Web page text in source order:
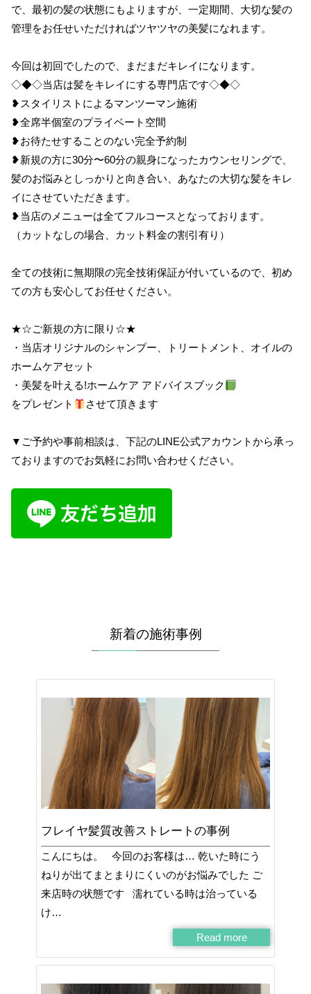
で、最初の髪の状態にもよりますが、一定期間、大切な髪の
管理をお任せいただければツヤツヤの美髪になれます。
今回は初回でしたので、まだまだキレイになります。
◇◆◇当店は髪をキレイにする専門店です◇◆◇
❥スタイリストによるマンツーマン施術
❥全席半個室のプライベート空間
❥お待たせすることのない完全予約制
❥新規の方に30分〜60分の親身になったカウンセリングで、
髪のお悩みとしっかりと向き合い、あなたの大切な髪をキレ
イにさせていただきます。
❥当店のメニューは全てフルコースとなっております。
（カットなしの場合、カット料金の割引有り）
全ての技術に無期限の完全技術保証が付いているので、初め
ての方も安心してお任せください。
★☆ご新規の方に限り☆★
・当店オリジナルのシャンプー、トリートメント、オイルの
ホームケアセット
・美髪を叶える!ホームケア アドバイスブック
をプレゼント
させて頂きます
▼ご予約や事前相談は、下記のLINE公式アカウントから承っ
ておりますのでお気軽にお問い合わせください。
新着の施術事例
フレイヤ髪質改善ストレートの事例
こんにちは。 今回のお客様は… 乾いた時にう
ねりが出てまとまりにくいのがお悩みでした ご
来店時の状態です 濡れている時は治っている
け…
Read more